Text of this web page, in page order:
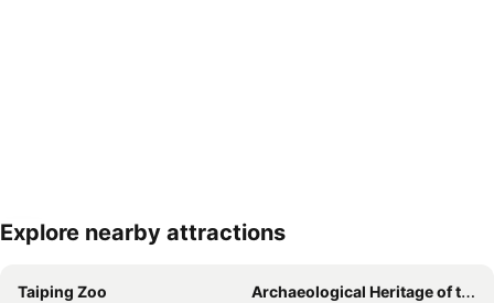
Kembangkan peta
Explore nearby attractions
Taiping Zoo Archaeological Heritage of the Lenggong Valley